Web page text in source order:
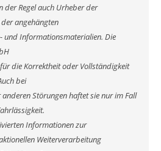
der Regel auch Urheber der
angehängten
und Informationsmaterialien. Die
die Korrektheit oder Vollständigkeit
bei
Störungen haftet sie nur im Fall
Informationen zur
Weiterverarbeitung